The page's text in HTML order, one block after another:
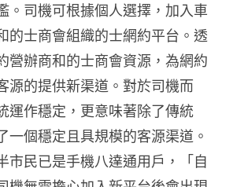
。司機可根據個人選擇，加入車
的士商會組織的士網約平台。透
營辦商和的士商會資源，為網約
源的提供新渠道。對於司機而
運作穩定，更意味著除了傳統
一個穩定且具規模的客源渠道。
市民已是手機八達通用戶，「自